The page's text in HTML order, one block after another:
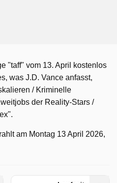
"taff" vom 13. April kostenlos
was J.D. Vance anfasst,
/ Kriminelle
der Reality-Stars /
am Montag 13 April 2026,